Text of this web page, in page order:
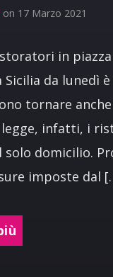
on 17 Marzo 2021
in
Sicilia da lunedì
tornare
infatti, i
solo domicilio.
imposte dal